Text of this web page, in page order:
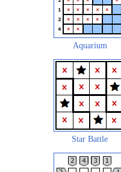
Aquarium
Star Battle